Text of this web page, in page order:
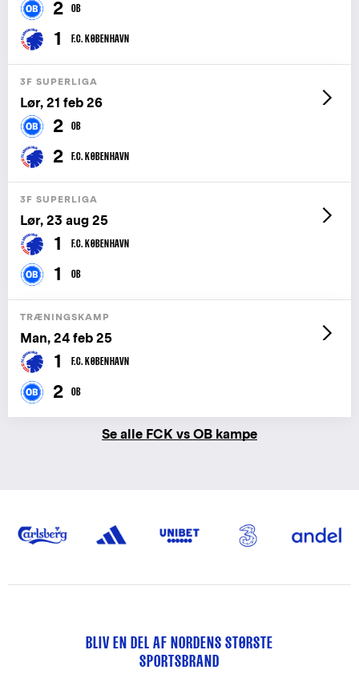
2 OB
1 F.C. KØBENHAVN
3F SUPERLIGA
Lør, 21 feb 26
2 OB
2 F.C. KØBENHAVN
3F SUPERLIGA
Lør, 23 aug 25
1 F.C. KØBENHAVN
1 OB
TRÆNINGSKAMP
Man, 24 feb 25
1 F.C. KØBENHAVN
2 OB
Se alle FCK vs OB kampe
BLIV EN DEL AF NORDENS STØRSTE
SPORTSBRAND